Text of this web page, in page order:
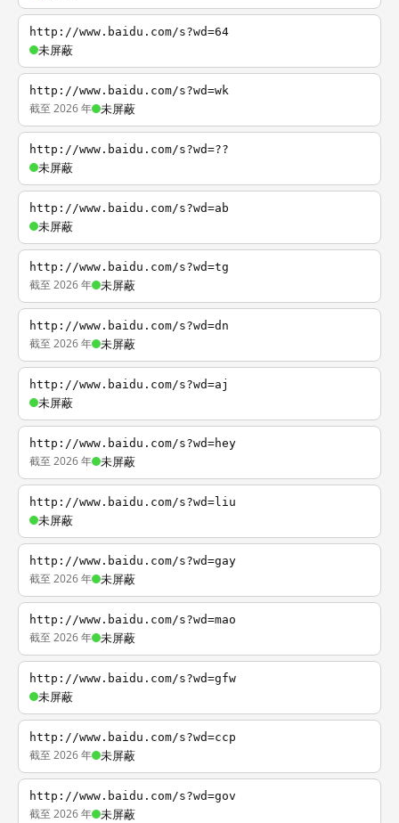
http://www.baidu.com/s?wd=64
未屏蔽
http://www.baidu.com/s?wd=wk
截至 2026 年 未屏蔽
http://www.baidu.com/s?wd=??
未屏蔽
http://www.baidu.com/s?wd=ab
未屏蔽
http://www.baidu.com/s?wd=tg
截至 2026 年 未屏蔽
http://www.baidu.com/s?wd=dn
截至 2026 年 未屏蔽
http://www.baidu.com/s?wd=aj
未屏蔽
http://www.baidu.com/s?wd=hey
截至 2026 年 未屏蔽
http://www.baidu.com/s?wd=liu
未屏蔽
http://www.baidu.com/s?wd=gay
截至 2026 年 未屏蔽
http://www.baidu.com/s?wd=mao
截至 2026 年 未屏蔽
http://www.baidu.com/s?wd=gfw
未屏蔽
http://www.baidu.com/s?wd=ccp
截至 2026 年 未屏蔽
http://www.baidu.com/s?wd=gov
截至 2026 年 未屏蔽